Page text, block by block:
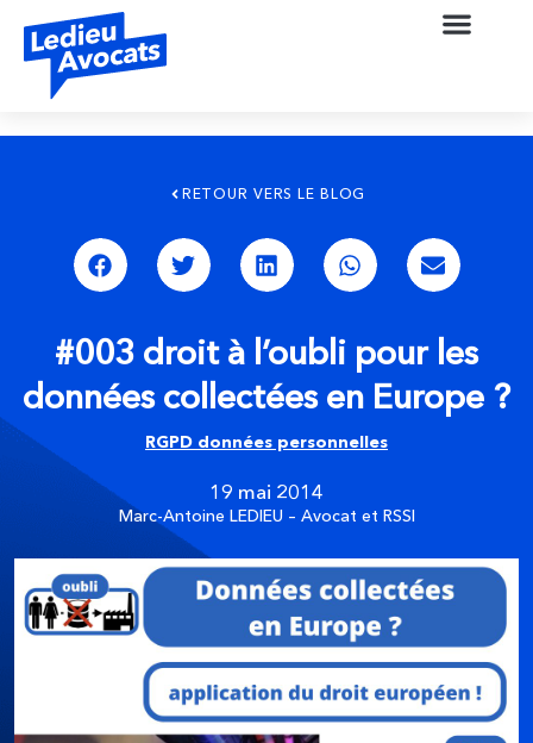
RETOUR VERS LE BLOG
#003 droit à l’oubli pour les
données collectées en Europe ?
19 mai 2014
Marc-Antoine LEDIEU – Avocat et RSSI
RGPD données personnelles